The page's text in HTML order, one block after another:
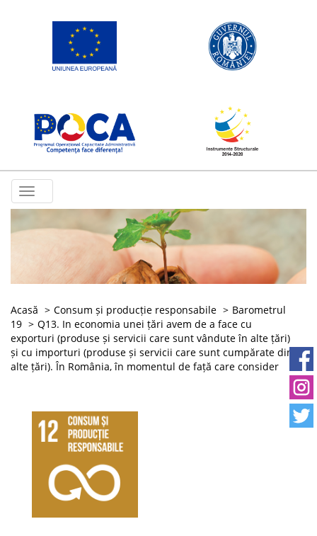
Toggle
navigation
Acasă Consum și producție responsabile
Barometrul
19
Q13. In economia unei țări avem de a face cu
exporturi (produse și servicii care sunt vândute în alte țări)
și cu importuri (produse și servicii care sunt cumpărate din
alte țări). În România, în momentul de față care consider